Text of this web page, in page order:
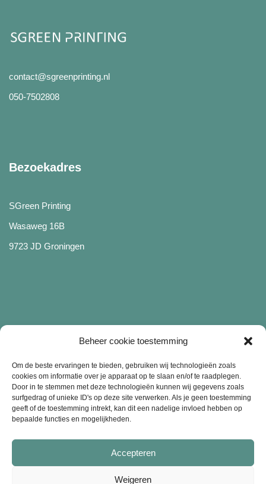
Beheer cookie toestemming
Om de beste ervaringen te bieden, gebruiken wij technologieën zoals
cookies om informatie over je apparaat op te slaan en/of te raadplegen.
Door in te stemmen met deze technologieën kunnen wij gegevens zoals
surfgedrag of unieke ID's op deze site verwerken. Als je geen toestemming
geeft of de toestemming intrekt, kan dit een nadelige invloed hebben op
bepaalde functies en mogelijkheden.
Accepteren
Weigeren
contact@sgreenprinting.nl
050-7502808
Bezoekadres
SGreen Printing
Wasaweg 16B
9723 JD Groningen
Diensten
Merchandise bedrukken